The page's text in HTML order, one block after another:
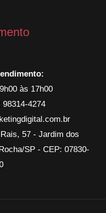
às 17h00
98314-4274
57 - Jardim dos
SP - CEP: 07830-